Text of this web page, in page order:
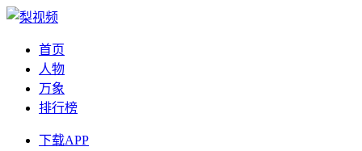
首页
人物
万象
排行榜
下载APP